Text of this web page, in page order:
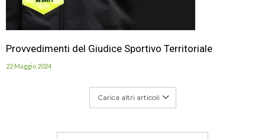
Provvedimenti del Giudice Sportivo Territoriale
22 Maggio 2024
Carica altri articoli